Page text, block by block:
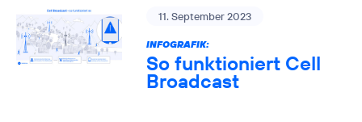
11. September 2023
INFOGRAFIK:
So funktioniert Cell
Broadcast